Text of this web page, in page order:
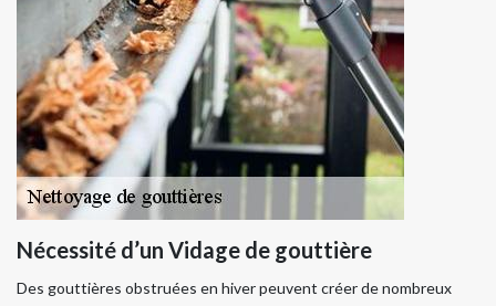
Nécessité d’un Vidage de gouttière
Des gouttières obstruées en hiver peuvent créer de nombreux